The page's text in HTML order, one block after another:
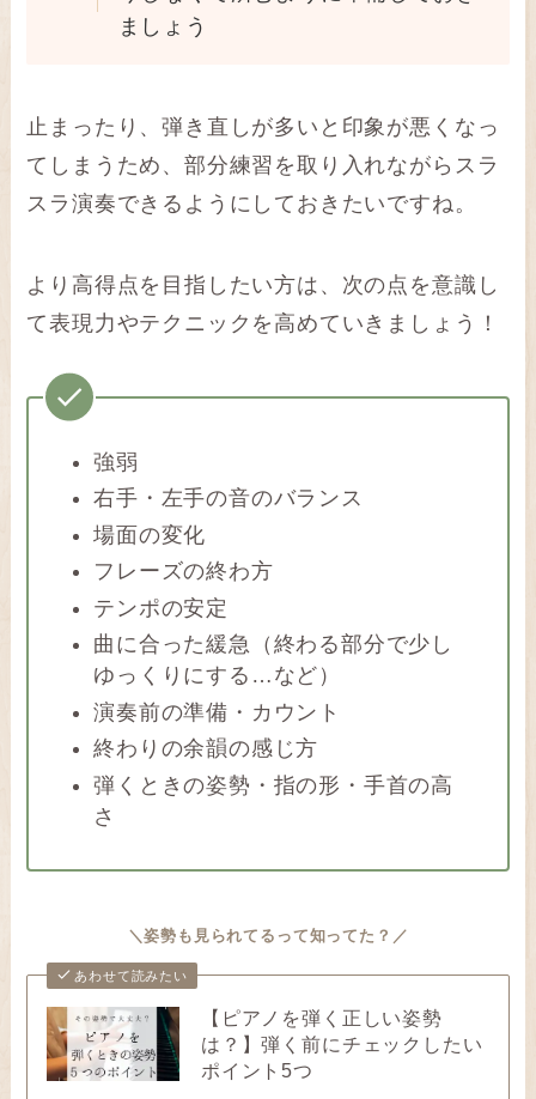
ましょう
止まったり、弾き直しが多いと印象が悪くなっ
てしまうため、部分練習を取り入れながらスラ
スラ演奏できるようにしておきたいですね。
より高得点を目指したい方は、次の点を意識し
て表現力やテクニックを高めていきましょう！
強弱
右手・左手の音のバランス
場面の変化
フレーズの終わ方
テンポの安定
曲に合った緩急（終わる部分で少し
ゆっくりにする…など）
演奏前の準備・カウント
終わりの余韻の感じ方
弾くときの姿勢・指の形・手首の高
さ
＼姿勢も見られてるって知ってた？／
あわせて読みたい
【ピアノを弾く正しい姿勢
は？】弾く前にチェックしたい
ポイント5つ